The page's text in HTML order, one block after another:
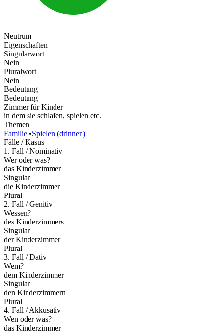
Neutrum
Eigenschaften
Singularwort
Nein
Pluralwort
Nein
Bedeutung
Bedeutung
Zimmer für Kinder
in dem sie schlafen, spielen etc.
Themen
Familie •Spielen (drinnen)
Fälle / Kasus
1. Fall / Nominativ
Wer oder was?
das Kinderzimmer
Singular
die Kinderzimmer
Plural
2. Fall / Genitiv
Wessen?
des Kinderzimmers
Singular
der Kinderzimmer
Plural
3. Fall / Dativ
Wem?
dem Kinderzimmer
Singular
den Kinderzimmern
Plural
4. Fall / Akkusativ
Wen oder was?
das Kinderzimmer